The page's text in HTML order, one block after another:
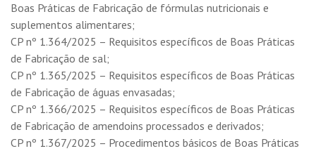
Boas Práticas de Fabricação de fórmulas nutricionais e
suplementos alimentares;
CP nº 1.364/2025 – Requisitos específicos de Boas Práticas
de Fabricação de sal;
CP nº 1.365/2025 – Requisitos específicos de Boas Práticas
de Fabricação de águas envasadas;
CP nº 1.366/2025 – Requisitos específicos de Boas Práticas
de Fabricação de amendoins processados e derivados;
CP nº 1.367/2025 – Procedimentos básicos de Boas Práticas